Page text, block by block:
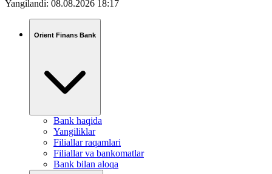
Yangilandi: 08.08.2026 18:17
Orient Finans Bank
Bank haqida
Yangiliklar
Filiallar raqamlari
Filiallar va bankomatlar
Bank bilan aloqa